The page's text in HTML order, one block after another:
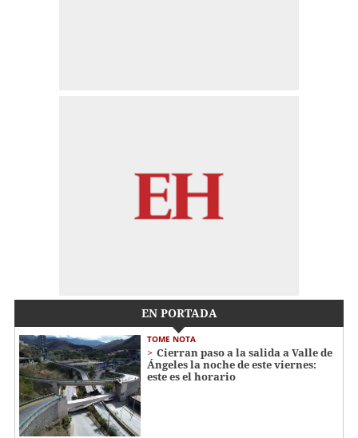
EN PORTADA
TOME NOTA
Cierran paso a la salida a Valle de
Ángeles la noche de este viernes:
este es el horario